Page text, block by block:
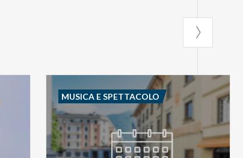
MUSICA E SPETTACOLO